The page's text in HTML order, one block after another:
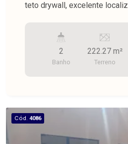
teto drywall, excelente
2
Banho
222.27 m²
Terreno
Cód. 4086